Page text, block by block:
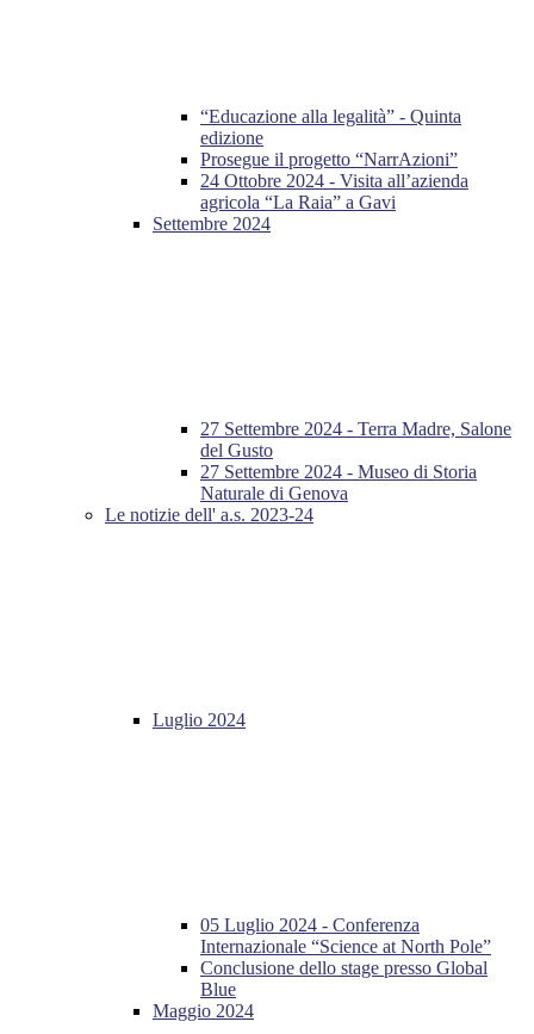
“Educazione alla legalità” - Quinta
edizione
Prosegue il progetto “NarrAzioni”
24 Ottobre 2024 - Visita all’azienda
agricola “La Raia” a Gavi
Settembre 2024
27 Settembre 2024 - Terra Madre, Salone
del Gusto
27 Settembre 2024 - Museo di Storia
Naturale di Genova
Le notizie dell' a.s. 2023-24
Luglio 2024
05 Luglio 2024 - Conferenza
Internazionale “Science at North Pole”
Conclusione dello stage presso Global
Blue
Maggio 2024